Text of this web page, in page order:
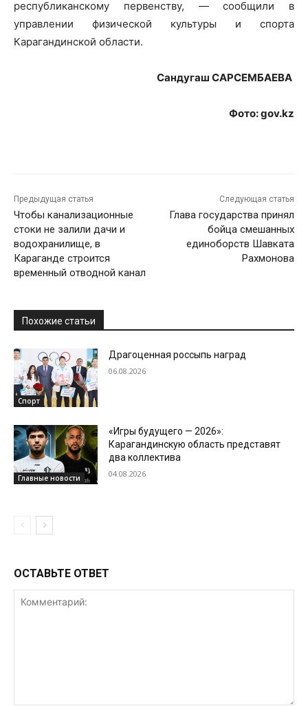
республиканскому первенству, — сообщили в
управлении физической культуры и спорта
Карагандинской области.
Сандугаш САРСЕМБАЕВА
Фото: gov.kz
Предыдущая статья
Чтобы канализационные
стоки не залили дачи и
водохранилище, в
Караганде строится
временный отводной канал
Следующая статья
Глава государства принял
бойца смешанных
единоборств Шавката
Рахмонова
Похожие статьи
Спорт
Драгоценная россыпь наград
06.08.2026
Главные новости
«Игры будущего — 2026»:
Карагандинскую область представят
два коллектива
04.08.2026
ОСТАВЬТЕ ОТВЕТ